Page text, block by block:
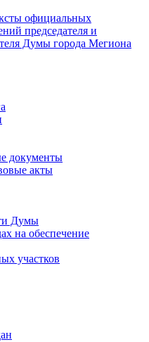
официальных
председателя и
Думы города Мегиона
документы
акты
Думы
на обеспечение
участков